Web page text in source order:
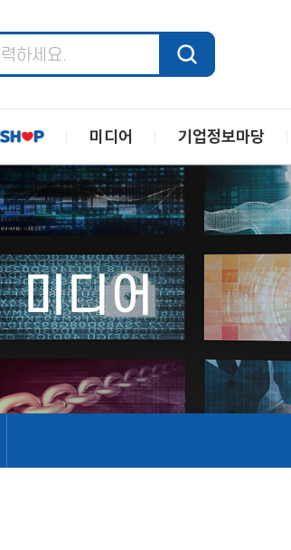
미디어 기업정보마당
미디어